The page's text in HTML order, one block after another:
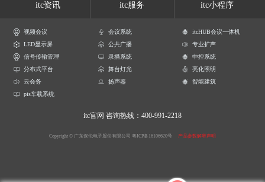
itc资讯 itc服务 itc小程序
视频会议 会议系统
itcHUB会议一体机
LED显示屏
公共广播
专业扩声
信号传输管理
录播系统
中控系统
分布式平台
舞台灯光
亮化照明
云会务
扬声器
智能建筑
pis车载系统
itc官网 咨询热线：400-991-2218
Copyright © 广东保伦电子股份有限公司 粤ICP备16106620号 产品参数解释声明